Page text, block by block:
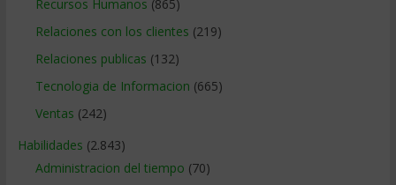
Recursos Humanos (865)
Relaciones con los clientes (219)
Relaciones publicas (132)
Tecnologia de Informacion (665)
Ventas (242)
Habilidades (2.843)
Administracion del tiempo (70)